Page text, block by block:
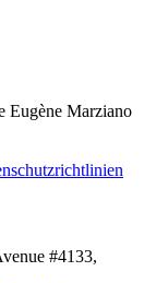
Eugène Marziano
#4133,